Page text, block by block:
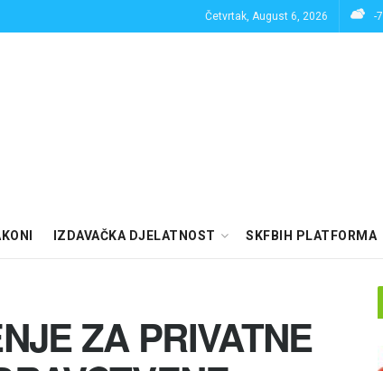
Četvrtak, August 6, 2026 -7
IZDAVAČKA DJELATNOST SKFBIH PLATFORMA
ZA PRIVATNE